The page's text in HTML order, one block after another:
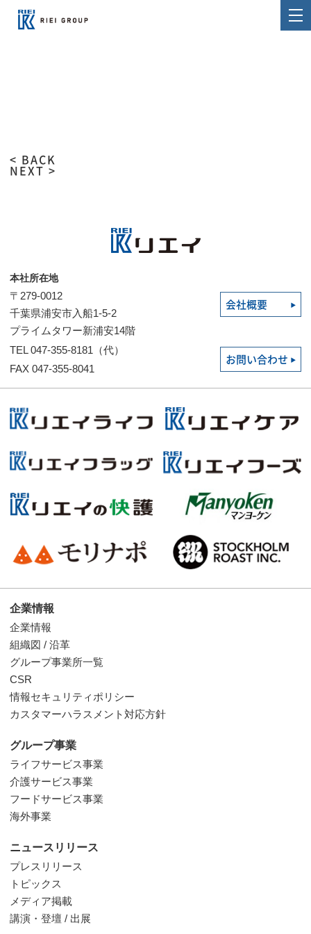
< BACK
NEXT >
本社所在地
〒279-0012
千葉県浦安市入船1-5-2
プライムタワー新浦安14階
会社概要
TEL 047-355-8181（代）
FAX 047-355-8041
お問い合わせ
企業情報
企業情報
組織図 / 沿革
グループ事業所一覧
CSR
情報セキュリティポリシー
カスタマーハラスメント対応方針
グループ事業
ライフサービス事業
介護サービス事業
フードサービス事業
海外事業
ニュースリリース
プレスリリース
トピックス
メディア掲載
講演・登壇 / 出展